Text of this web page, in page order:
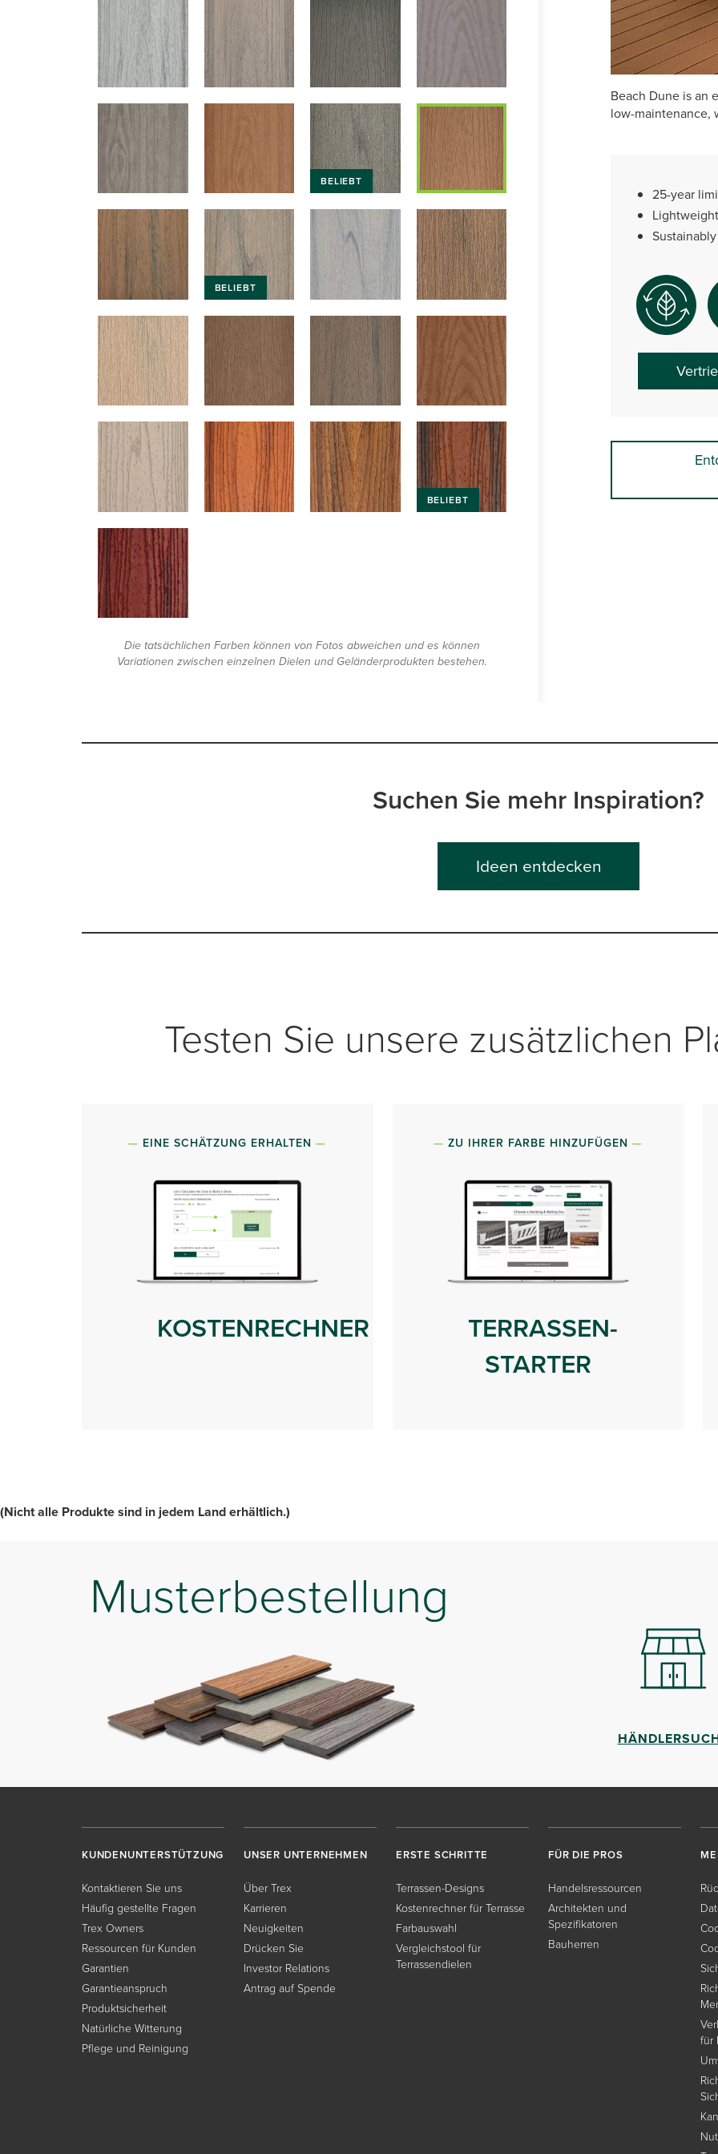
BELIEBT
BELIEBT
BELIEBT
Die tatsächlichen Farben können von Fotos abweichen und es können
Variationen zwischen einzelnen Dielen und Geländerprodukten bestehen.
Beach Dune is an
low-maintenance,
25-year
Suchen Sie mehr Inspiration?
Ideen entdecken
Testen Sie unsere zusätzlichen
EINE SCHÄTZUNG ERHALTEN
KOSTENRECHNER
ZU IHRER FARBE HINZUFÜGEN
TERRASSEN-
STARTER
(Nicht alle Produkte sind in jedem Land erhältlich.)
Musterbestellung
KUNDENUNTERSTÜTZUNG
Kontaktieren Sie uns
Häufig gestellte Fragen
Trex Owners
Ressourcen für Kunden
Garantien
Garantieanspruch
Produktsicherheit
Natürliche Witterung
Pflege und Reinigung
UNSER UNTERNEHMEN
Über Trex
Karrieren
Neuigkeiten
Drücken Sie
Investor Relations
Antrag auf Spende
ERSTE SCHRITTE
Terrassen-Designs
Kostenrechner für Terrasse
Farbauswahl
Vergleichstool für
Terrassendielen
FÜR DIE PROS
Handelsressourcen
Architekten und
Spezifikatoren
Bauherren
für